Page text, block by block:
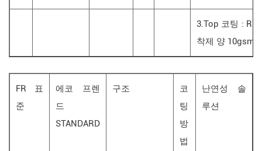
3.Top 코팅 :
착제 양 10gsm
FR 표
준
에코 프렌
드
STANDARD
구조
코
팅
방
법
난연성 솔
루션